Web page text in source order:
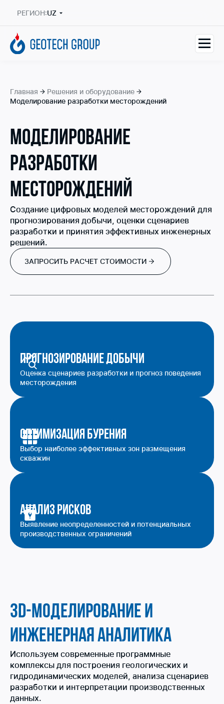
РЕГИОН:UZ
Главная
Решения и оборудование
Моделирование разработки месторождений
МОДЕЛИРОВАНИЕ
РАЗРАБОТКИ
МЕСТОРОЖДЕНИЙ
Создание цифровых моделей месторождений для
прогнозирования добычи, оценки сценариев
разработки и принятия эффективных инженерных
решений.
ЗАПРОСИТЬ РАСЧЕТ СТОИМОСТИ
Прогнозирование добычи
Оценка сценариев разработки и прогноз поведения
месторождения
Оптимизация бурения
Выбор наиболее эффективных зон размещения
скважин
Анализ рисков
Выявление неопределенностей и потенциальных
производственных ограничений
3D-моделирование и
инженерная аналитика
Используем современные программные
комплексы для построения геологических и
гидродинамических моделей, анализа сценариев
разработки и интерпретации производственных
данных.